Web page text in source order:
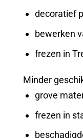
decoratief
bewerken
frezen in
Minder
grove
frezen in